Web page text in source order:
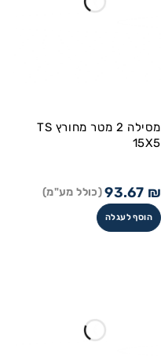
מסילה 2 מטר מחורץ TS
15X5
93.67 ₪ (כולל מע"מ)
הוסף לעגלה